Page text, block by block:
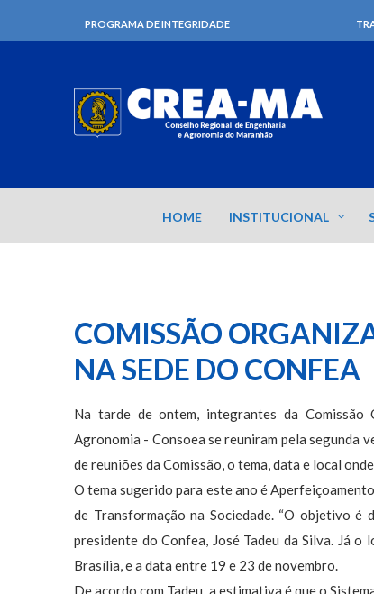
PROGRAMA DE INTEGRIDADE
HOME INSTITUCIONAL
COMISSÃO
NA SEDE DO CONFEA
Na tarde de ontem, integrantes da Comissão
Agronomia - Consoea se reuniram pela segunda
de reuniões da Comissão, o tema, data e local
O tema sugerido para este ano é
de Transformação na Sociedade. “O objetivo é
presidente do Confea, José Tadeu da Silva. Já
Brasília, e a data entre 19 e 23 de novembro.
De acordo com Tadeu, a estimativa é que o